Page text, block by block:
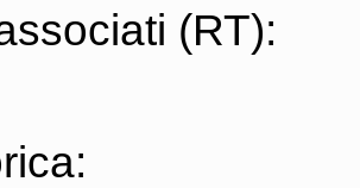
(RT):